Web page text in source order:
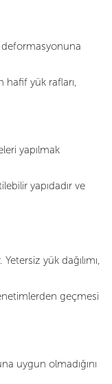
deformasyonuna
yük rafları,
yapılmak
yapıdadır ve
yük dağılımı,
geçmesi
uygun olmadığını